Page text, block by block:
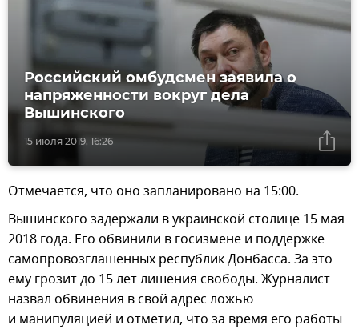
15 июля 2019, 16:26
Российский омбудсмен заявила о
напряженности вокруг дела
Вышинского
Отмечается, что оно запланировано на 15:00.
Вышинского задержали в украинской столице 15 мая
2018 года. Его обвинили в госизмене и поддержке
самопровозглашенных республик Донбасса. За это
ему грозит до 15 лет лишения свободы. Журналист
назвал обвинения в свой адрес ложью
и манипуляцией и отметил, что за время его работы